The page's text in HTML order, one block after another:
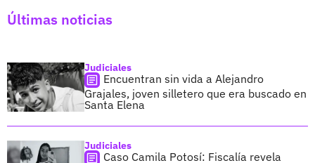
Últimas noticias
Judiciales
Encuentran sin vida a Alejandro
Grajales, joven silletero que era buscado en
Santa Elena
Judiciales
Caso Camila Potosí: Fiscalía revela